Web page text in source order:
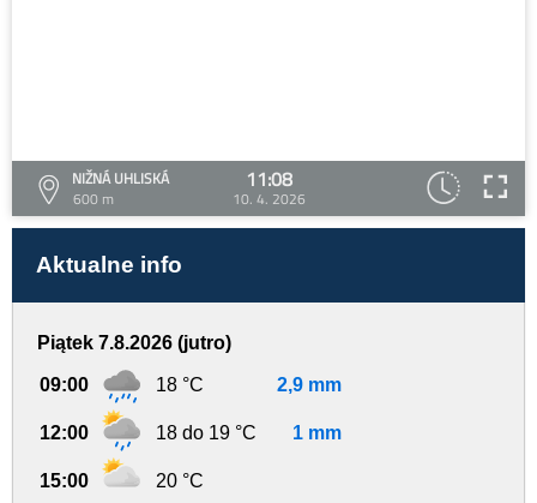
NIŽNÁ UHLISKÁ
600 m
11:08
10. 4. 2026
Aktualne info
Piątek 7.8.2026 (jutro)
09:00 18 °C 2,9 mm
12:00 18 do 19 °C 1 mm
15:00 20 °C